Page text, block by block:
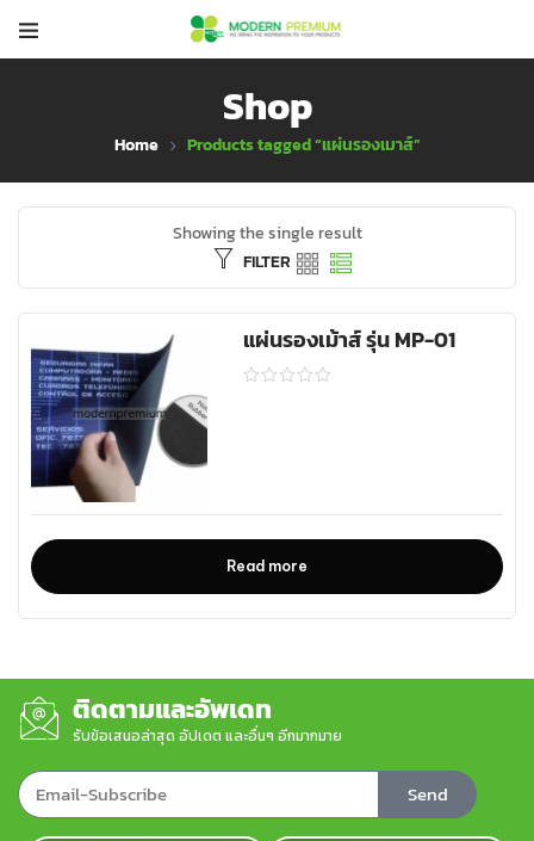
Shop
Home Products tagged “แผ่นรองเมาส์”
Showing the single result
FILTER
แผ่นรองเม้าส์ รุ่น MP-01
Read more
ติดตามและอัพเดท
รับข้อเสนอล่าสุด อัปเดต และอื่นๆ อีกมากมาย
Send